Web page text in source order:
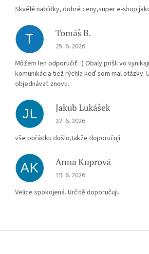
Skvělé nabídky, dobré ceny,super e-shop
T Tomáš B.
The store rating is 5 out of 5
25. 6. 2026
Môžem len odporučiť. :) Obaly prišli vo
komunikácia tiež rýchla keď som mal otázky.
objednávať znovu.
JL Jakub Lukášek
The store rating is 5 out of 5
22. 6. 2026
vše pořádku došlo,takže doporučuji.
AK Anna Kuprová
The store rating is 5 out of 5
19. 6. 2026
Velice spokojená. Určitě doporučuji.
F